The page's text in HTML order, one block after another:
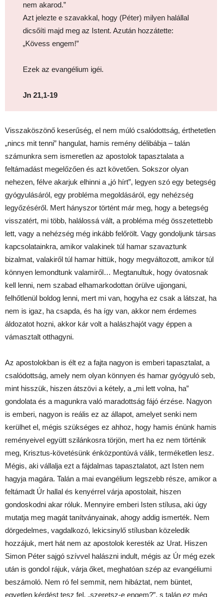
nem akarod.”
Azt jelezte e szavakkal, hogy (Péter) milyen halállal
dicsőíti majd meg az Istent. Azután hozzátette:
„Kövess engem!”
Ezek az evangélium igéi.
Jn 21,1-19
Visszaköszönő keserűség, el nem múló csalódottság, érthetetlen
„nincs mit tenni” hangulat, hamis remény délibábja – talán
számunkra sem ismeretlen az apostolok tapasztalata a
feltámadást megelőzően és azt követően. Sokszor olyan
nehezen, félve akarjuk elhinni a „jó hírt”, legyen szó egy betegség
gyógyulásáról, egy probléma megoldásáról, egy nehézség
legyőzéséről. Mert hányszor történt már meg, hogy a betegség
visszatért, mi több, halálossá vált, a probléma még összetettebb
lett, vagy a nehézség még inkább felőrölt. Vagy gondoljunk társas
kapcsolatainkra, amikor valakinek túl hamar szavaztunk
bizalmat, valakiről túl hamar hittük, hogy megváltozott, amikor túl
könnyen lemondtunk valamiről… Megtanultuk, hogy óvatosnak
kell lenni, nem szabad elhamarkodottan örülve ujjongani,
felhőtlenül boldog lenni, mert mi van, hogyha ez csak a látszat, ha
nem is igaz, ha csapda, és ha így van, akkor nem érdemes
áldozatot hozni, akkor kár volt a halászhajót vagy éppen a
vámasztalt otthagyni.
Az apostolokban is élt ez a fajta nagyon is emberi tapasztalat, a
csalódottság, amely nem olyan könnyen és hamar gyógyuló seb,
mint hisszük, hiszen átszövi a kétely, a „mi lett volna, ha”
gondolata és a magunkra való maradottság fájó érzése. Nagyon
is emberi, nagyon is reális ez az állapot, amelyet senki nem
kerülhet el, mégis szükséges ez ahhoz, hogy hamis énünk hamis
reményeivel együtt szilánkosra törjön, mert ha ez nem történik
meg, Krisztus-követésünk énközpontúvá válik, terméketlen lesz.
Mégis, aki vállalja ezt a fájdalmas tapasztalatot, azt Isten nem
hagyja magára. Talán a mai evangélium legszebb része, amikor a
feltámadt Úr hallal és kenyérrel várja apostolait, hiszen
gondoskodni akar róluk. Mennyire emberi Isten stílusa, aki úgy
mutatja meg magát tanítványainak, ahogy addig ismerték. Nem
dörgedelmes, vagdalkozó, lekicsinylő stílusban közeledik
hozzájuk, mert hát nem az apostolok keresték az Urat. Hiszen
Simon Péter sajgó szívvel halászni indult, mégis az Úr még ezek
után is gondol rájuk, várja őket, meghatóan szép az evangéliumi
beszámoló. Nem ró fel semmit, nem hibáztat, nem büntet,
egyetlen kérdést tesz fel, „szeretsz-e engem?”, s talán ez még